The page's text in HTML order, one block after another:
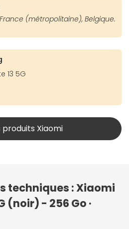
France (métropolitaine), Belgique.
13 5G
produits Xiaomi
techniques : Xiaomi
(noir) - 256 Go ·